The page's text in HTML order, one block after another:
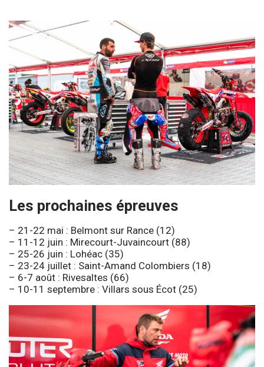
Les prochaines épreuves
– 21-22 mai : Belmont sur Rance (12)
– 11-12 juin : Mirecourt-Juvaincourt (88)
– 25-26 juin : Lohéac (35)
– 23-24 juillet : Saint-Amand Colombiers (18)
– 6-7 août : Rivesaltes (66)
– 10-11 septembre : Villars sous Écot (25)